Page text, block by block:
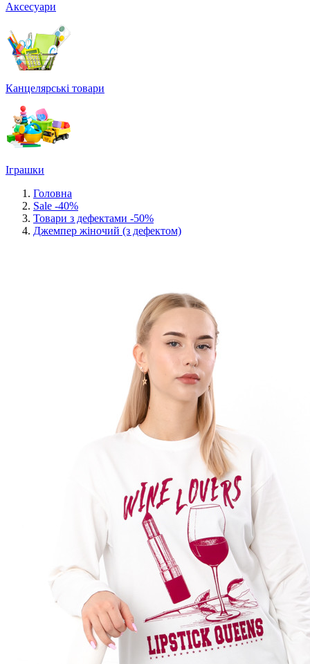
Аксесуари
Канцелярські товари
Іграшки
Головна
Sale -40%
Товари з дефектами -50%
Джемпер жіночий (з дефектом)